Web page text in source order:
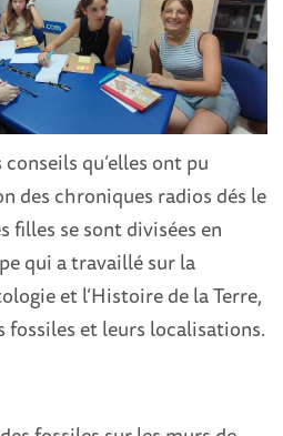
qu’elles ont pu
des chroniques radios dés le
filles se sont divisées en
qui a travaillé sur la
et l’Histoire de la Terre,
fossiles et leurs localisations.